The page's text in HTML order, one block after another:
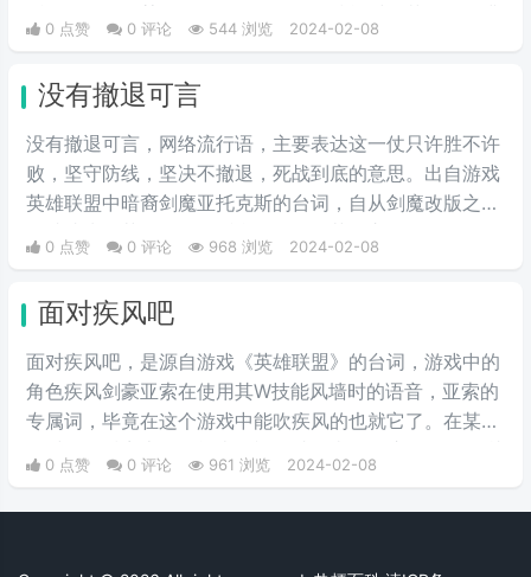
话，一般用在某个明星展示很不错的技能时，节目效果满
分。
0 点赞 0 评论 544 浏览 2024-02-08
没有撤退可言
没有撤退可言，网络流行语，主要表达这一仗只许胜不许
败，坚守防线，坚决不撤退，死战到底的意思。出自游戏
英雄联盟中暗裔剑魔亚托克斯的台词，自从剑魔改版之后
他就成为了英雄联盟骚话台词最多的英雄之一。
0 点赞 0 评论 968 浏览 2024-02-08
面对疾风吧
面对疾风吧，是源自游戏《英雄联盟》的台词，游戏中的
角色疾风剑豪亚索在使用其W技能风墙时的语音，亚索的
专属词，毕竟在这个游戏中能吹疾风的也就它了。在某一
段时间，抖音上的挑战类短视频就很喜欢用这个BGM，帅
的不行，该词经网友传播而流行于网络。
0 点赞 0 评论 961 浏览 2024-02-08